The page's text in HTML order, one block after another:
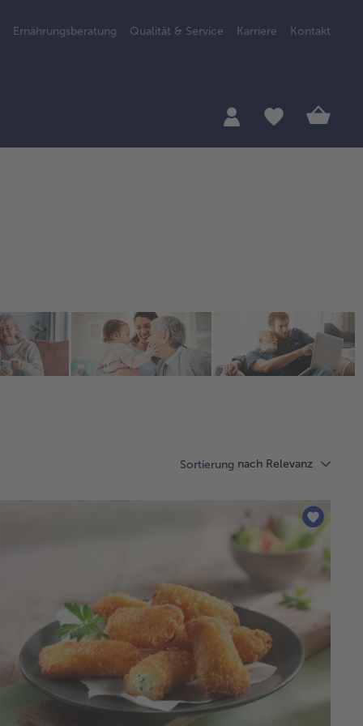
Ernährungsberatung Qualität & Service Karriere Kontakt
Sortierung nach Relevanz